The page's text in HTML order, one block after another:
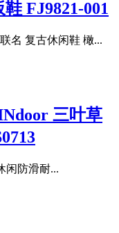
FJ9821-001
名 复古休闲鞋 橄...
三叶草
闲防滑耐...